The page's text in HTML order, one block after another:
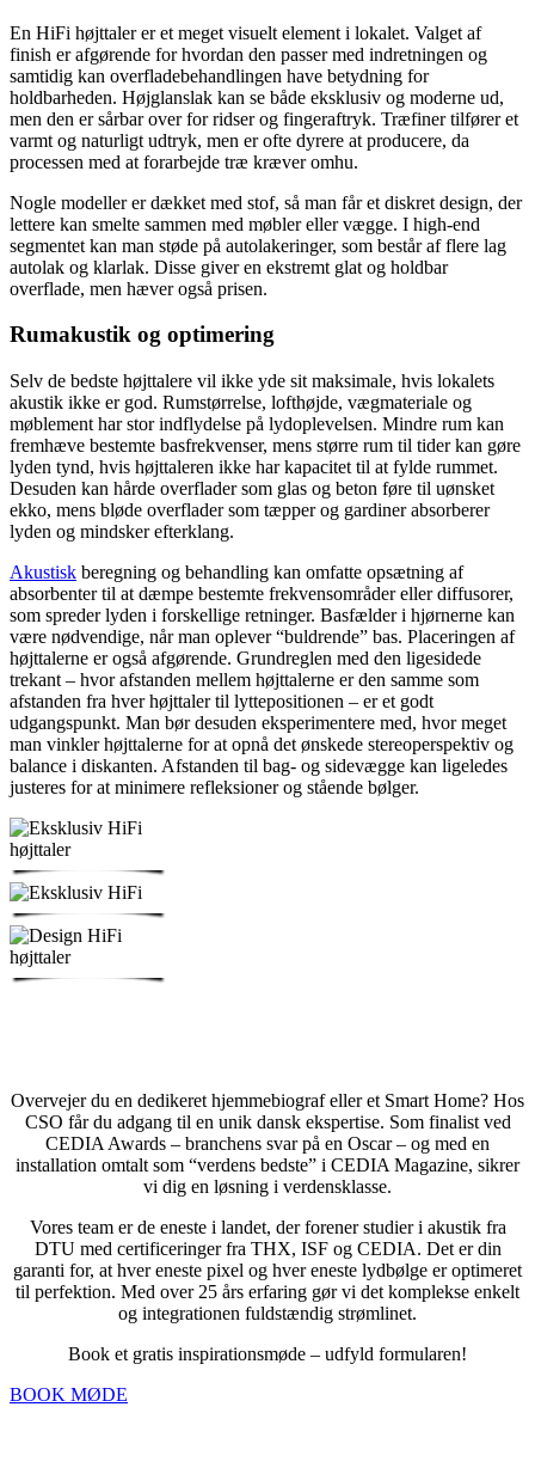
En HiFi højttaler er et meget visuelt element i lokalet. Valget af
finish er afgørende for hvordan den passer med indretningen og
samtidig kan overfladebehandlingen have betydning for
holdbarheden. Højglanslak kan se både eksklusiv og moderne ud,
men den er sårbar over for ridser og fingeraftryk. Træfiner tilfører et
varmt og naturligt udtryk, men er ofte dyrere at producere, da
processen med at forarbejde træ kræver omhu.
Nogle modeller er dækket med stof, så man får et diskret design, der
lettere kan smelte sammen med møbler eller vægge. I high-end
segmentet kan man støde på autolakeringer, som består af flere lag
autolak og klarlak. Disse giver en ekstremt glat og holdbar
overflade, men hæver også prisen.
Rumakustik og optimering
Selv de bedste højttalere vil ikke yde sit maksimale, hvis lokalets
akustik ikke er god. Rumstørrelse, lofthøjde, vægmateriale og
møblement har stor indflydelse på lydoplevelsen. Mindre rum kan
fremhæve bestemte basfrekvenser, mens større rum til tider kan gøre
lyden tynd, hvis højttaleren ikke har kapacitet til at fylde rummet.
Desuden kan hårde overflader som glas og beton føre til uønsket
ekko, mens bløde overflader som tæpper og gardiner absorberer
lyden og mindsker efterklang.
Akustisk beregning og behandling kan omfatte opsætning af
absorbenter til at dæmpe bestemte frekvensområder eller diffusorer,
som spreder lyden i forskellige retninger. Basfælder i hjørnerne kan
være nødvendige, når man oplever “buldrende” bas. Placeringen af
højttalerne er også afgørende. Grundreglen med den ligesidede
trekant – hvor afstanden mellem højttalerne er den samme som
afstanden fra hver højttaler til lyttepositionen – er et godt
udgangspunkt. Man bør desuden eksperimentere med, hvor meget
man vinkler højttalerne for at opnå det ønskede stereoperspektiv og
balance i diskanten. Afstanden til bag- og sidevægge kan ligeledes
justeres for at minimere refleksioner og stående bølger.
Overvejer du en dedikeret hjemmebiograf eller et Smart Home? Hos
CSO får du adgang til en unik dansk ekspertise. Som finalist ved
CEDIA Awards – branchens svar på en Oscar – og med en
installation omtalt som “verdens bedste” i CEDIA Magazine, sikrer
vi dig en løsning i verdensklasse.
Vores team er de eneste i landet, der forener studier i akustik fra
DTU med certificeringer fra THX, ISF og CEDIA. Det er din
garanti for, at hver eneste pixel og hver eneste lydbølge er optimeret
til perfektion. Med over 25 års erfaring gør vi det komplekse enkelt
og integrationen fuldstændig strømlinet.
Book et gratis inspirationsmøde – udfyld formularen!
BOOK MØDE